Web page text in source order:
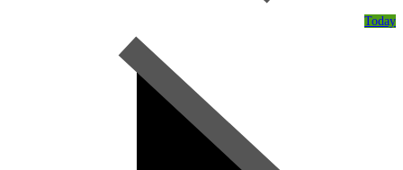
Today